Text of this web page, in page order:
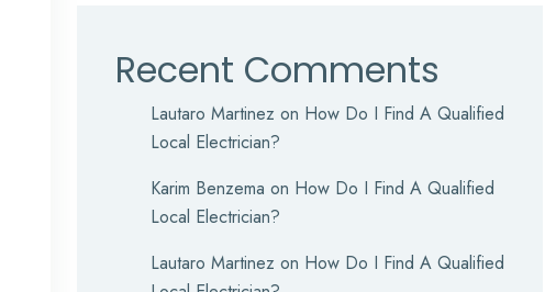
Recent Comments
Lautaro Martinez on How Do I Find A Qualified
Local Electrician?
Karim Benzema on How Do I Find A Qualified
Local Electrician?
Lautaro Martinez on How Do I Find A Qualified